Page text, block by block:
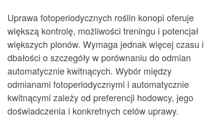
Uprawa fotoperiodycznych roślin konopi oferuje
większą kontrolę, możliwości treningu i potencjał
większych plonów. Wymaga jednak więcej czasu i
dbałości o szczegóły w porównaniu do odmian
automatycznie kwitnących. Wybór między
odmianami fotoperiodycznymi i automatycznie
kwitnącymi zależy od preferencji hodowcy, jego
doświadczenia i konkretnych celów uprawy.